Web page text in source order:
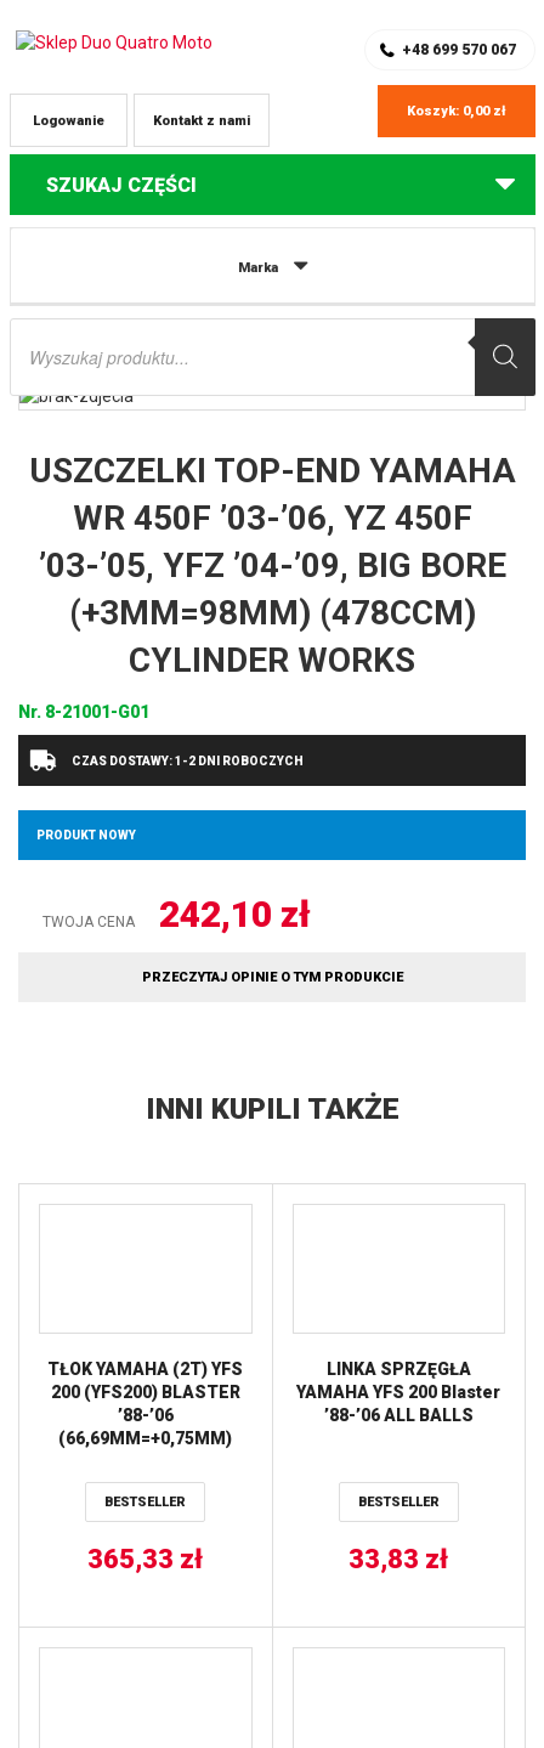
+48 699 570 067
Kontakt z nami
Logowanie
Koszyk: 0,00 zł
SZUKAJ CZĘŚCI
Marka
Wyszukiwarka
Części do quadów Yamaha
(+3MM=98MM) (478CCM) CYLINDER WORKS
USZCZELKI TOP-END YAMAHA
WR 450F ’03-’06, YZ 450F
’03-’05, YFZ ’04-’09, BIG BORE
(+3MM=98MM) (478CCM)
CYLINDER WORKS
Nr. 8-21001-G01
CZAS DOSTAWY: 1-2 DNI ROBOCZYCH
PRODUKT NOWY
TWOJA CENA 242,10 zł
PRZECZYTAJ OPINIE O TYM PRODUKCIE
INNI KUPILI TAKŻE
TŁOK YAMAHA (2T) YFS
200 (YFS200) BLASTER
’88-’06
(66,69MM=+0,75MM)
BESTSELLER
365,33 zł
LINKA SPRZĘGŁA
YAMAHA YFS 200 Blaster
’88-’06 ALL BALLS
BESTSELLER
33,83 zł